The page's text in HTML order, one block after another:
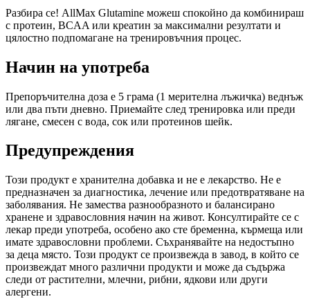
Разбира се! AllMax Glutamine можеш спокойно да комбинираш
с протеин, BCAA или креатин за максимални резултати и
цялостно подпомагане на тренировъчния процес.
Начин на употреба
Препоръчителна доза е 5 грама (1 мерителна лъжичка) веднъж
или два пъти дневно. Приемайте след тренировка или преди
лягане, смесен с вода, сок или протеинов шейк.
Предупреждения
Този продукт е хранителна добавка и не е лекарство. Не е
предназначен за диагностика, лечение или предотвратяване на
заболявания. Не замества разнообразното и балансирано
хранене и здравословния начин на живот. Консултирайте се с
лекар преди употреба, особено ако сте бременна, кърмеща или
имате здравословни проблеми. Съхранявайте на недостъпно
за деца място. Този продукт се произвежда в завод, в който се
произвеждат много различни продукти и може да съдържа
следи от растителни, млечни, рибни, ядкови или други
алергени.